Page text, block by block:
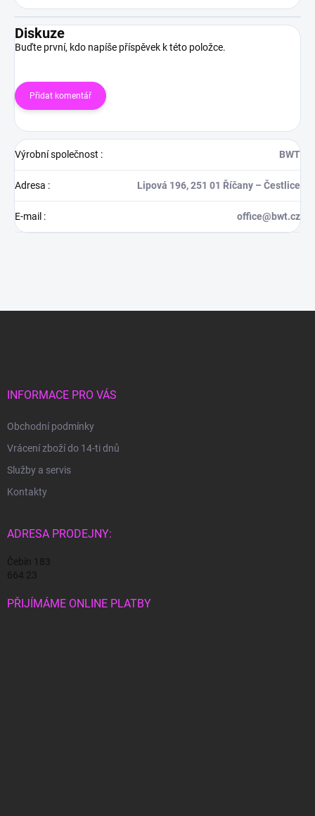
Diskuze
Buďte první, kdo napíše příspěvek k této položce.
Přidat komentář
Výrobní společnost : BWT
Adresa : Lipová 196, 251 01 Říčany – Čestlice
E-mail : office@bwt.cz
INFORMACE PRO VÁS
Obchodní podmínky
Vrácení zboží do 14-ti dnů
Služby a servis
Kontakty
ADRESA PRODEJNY:
Čebín 183
664 23
PŘIJÍMÁME ONLINE PLATBY